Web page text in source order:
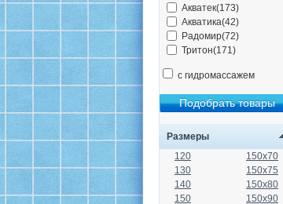
Акватек(173)
Акватика(42)
Радомир(72)
Тритон(171)
с гидромассажем
Размеры
120
130
140
150
150x70
150x75
150x80
150x90